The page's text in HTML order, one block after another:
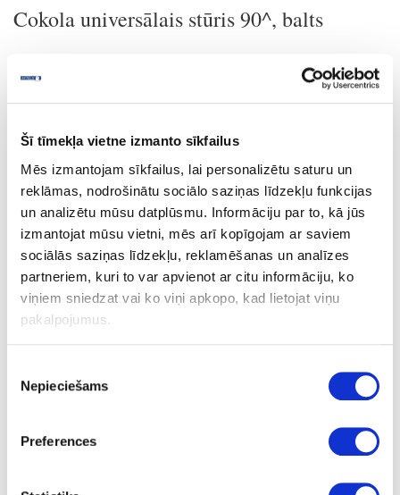
Šī tīmekļa vietne izmanto sīkfailus
Mēs izmantojam sīkfailus, lai personalizētu saturu un
reklāmas, nodrošinātu sociālo saziņas līdzekļu funkcijas
un analizētu mūsu datplūsmu. Informāciju par to, kā jūs
izmantojat mūsu vietni, mēs arī kopīgojam ar saviem
sociālās saziņas līdzekļu, reklamēšanas un analīzes
partneriem, kuri to var apvienot ar citu informāciju, ko
viņiem sniedzat vai ko viņi apkopo, kad lietojat viņu
pakalpojumus.
izvēle
Nepieciešams
Preferences
Cokola universālais stūris 90^, balts
Uzdot jautājumu
Nosūtīt saiti uz produktu
19-425C-97-E43SF
Cokola universālais stūris 90^, balts
balta